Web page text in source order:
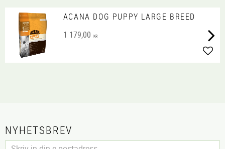
ACANA DOG PUPPY LARGE BREED
1 179,00 KR
NYHETSBREV